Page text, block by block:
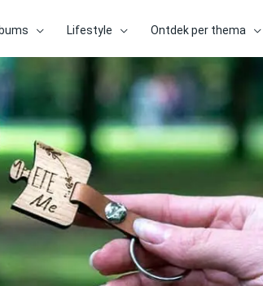
Lifestyle Ontdek per thema